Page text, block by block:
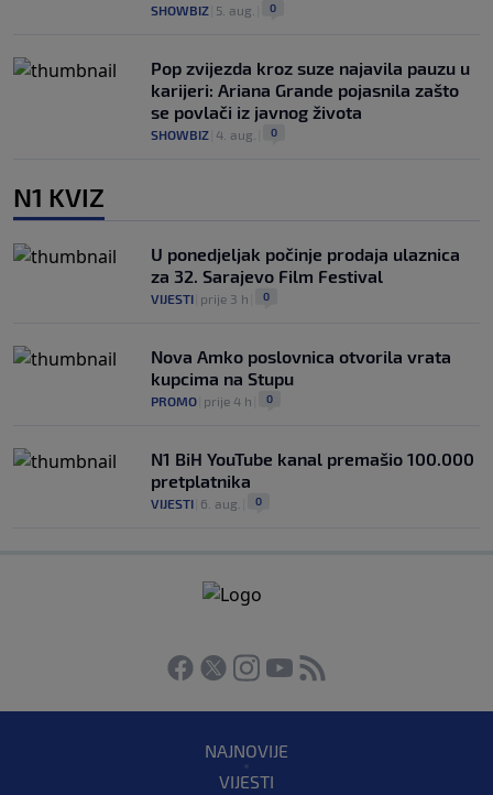
SHOWBIZ 5. aug. 0
Pop zvijezda kroz suze najavila pauzu u
karijeri: Ariana Grande pojasnila zašto
se povlači iz javnog života
SHOWBIZ 4. aug. 0
N1 KVIZ
U ponedjeljak počinje prodaja ulaznica
za 32. Sarajevo Film Festival
VIJESTI prije 3 h 0
Nova Amko poslovnica otvorila vrata
kupcima na Stupu
PROMO prije 4 h 0
N1 BiH YouTube kanal premašio 100.000
pretplatnika
VIJESTI 6. aug. 0
NAJNOVIJE
VIJESTI